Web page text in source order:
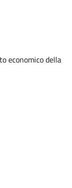
economico della